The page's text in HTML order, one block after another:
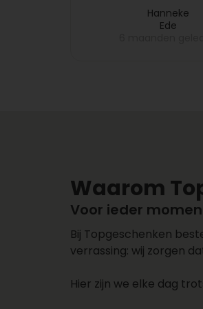
mijn collega
dat melde ik bij
Hanneke
Ede
Waarom
Voor ieder
Bij Topgeschenken
verrassing: wij zorgen
Hier zijn we elke dag